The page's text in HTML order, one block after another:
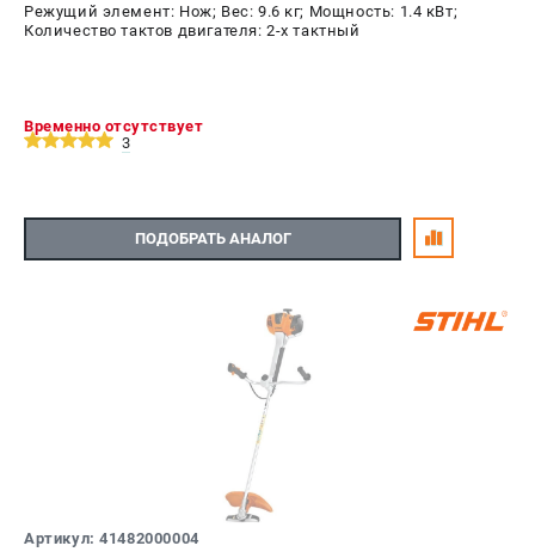
Режущий элемент: Нож; Вес: 9.6 кг; Мощность: 1.4 кВт;
Количество тактов двигателя: 2-х тактный
Временно отсутствует
3
ПОДОБРАТЬ АНАЛОГ
Артикул: 41482000004